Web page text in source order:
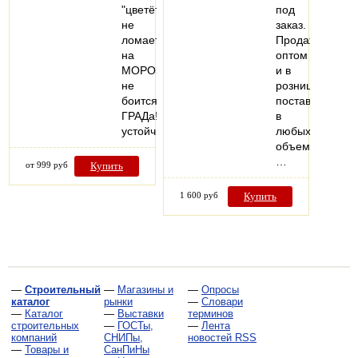
"цветёт"
не
ломается
на
МОРОЗе,
не
боится
ГРАДа!
устойчив…
от 999 руб Купить
под
заказ.
Продажа
оптом
и в
розницу,
поставки
в
любых
объемах.
…
1 600 руб Купить
— Строительный
каталог
— Каталог
строительных
компаний
— Товары и
— Магазины и
рынки
— Выставки
— ГОСТы,
СНИПы,
СанПиНы
— Опросы
— Словари
терминов
— Лента
новостей RSS